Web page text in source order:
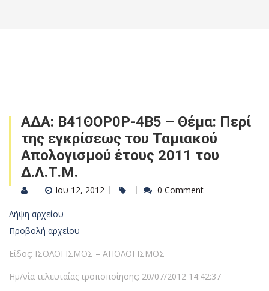
ΑΔΑ: Β41ΘΟΡ0Ρ-4Β5 – Θέμα: Περί
της εγκρίσεως του Ταμιακού
Απολογισμού έτους 2011 του
Δ.Λ.Τ.Μ.
Ιου 12, 2012 0 Comment
Λήψη αρχείου
Προβολή αρχείου
Είδος: ΙΣΟΛΟΓΙΣΜΟΣ – ΑΠΟΛΟΓΙΣΜΟΣ
Ημ/νία τελευταίας τροποποίησης: 20/07/2012 14:42:37